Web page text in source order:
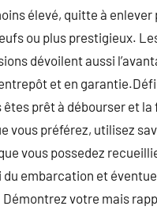
élevé, quitte à enlever
ou plus prestigieux.
dévoilent aussi
et en
prêt à débourser et la
vous préférez, utilisez
vous possedez
du embarcation et
Démontrez votre mais